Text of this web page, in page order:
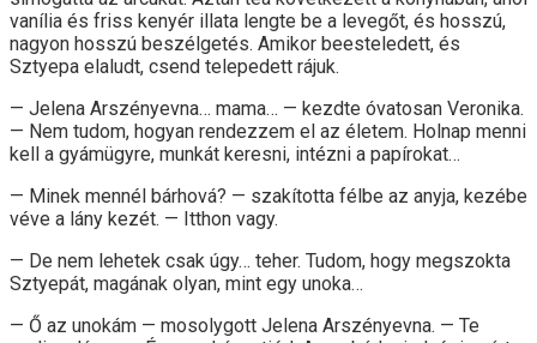
vanília és friss kenyér illata lengte be a levegőt, és hosszú,
nagyon hosszú beszélgetés. Amikor beesteledett, és
Sztyepa elaludt, csend telepedett rájuk.
— Jelena Arszényevna… mama… — kezdte óvatosan Veronika.
— Nem tudom, hogyan rendezzem el az életem. Holnap menni
kell a gyámügyre, munkát keresni, intézni a papírokat…
— Minek mennél bárhová? — szakította félbe az anyja, kezébe
véve a lány kezét. — Itthon vagy.
— De nem lehetek csak úgy… teher. Tudom, hogy megszokta
Sztyepát, magának olyan, mint egy unoka…
— Ő az unokám — mosolygott Jelena Arszényevna. — Te